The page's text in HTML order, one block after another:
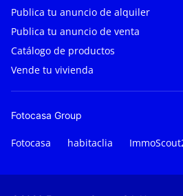
Publica tu anuncio de alquiler
Publica tu anuncio de venta
Catálogo de productos
Vende tu vivienda
Fotocasa Group
Fotocasa habitaclia